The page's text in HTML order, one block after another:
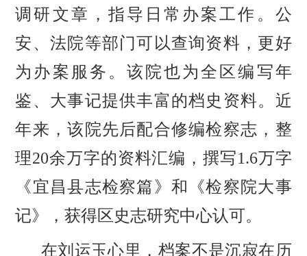
调研文章，指导日常办案工作。公
安、法院等部门可以查询资料，更好
为办案服务。该院也为全区编写年
鉴、大事记提供丰富的档史资料。近
年来，该院先后配合修编检察志，整
理20余万字的资料汇编，撰写1.6万字
《宜昌县志检察篇》和《检察院大事
记》，获得区史志研究中心认可。
在刘运玉心里，档案不是沉寂在历